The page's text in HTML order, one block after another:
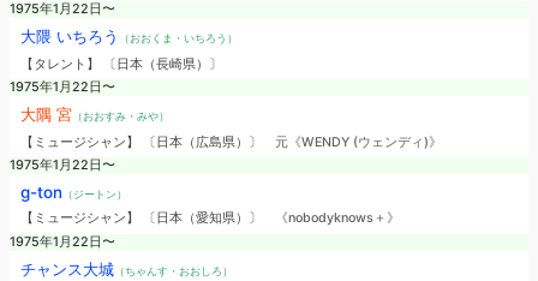
1975年1月22日〜
大隈 いちろう （おおくま・いちろう）
【タレント】 〔日本（長崎県）〕
1975年1月22日〜
大隅 宮（おおすみ・みや）
【ミュージシャン】 〔日本（広島県）〕 元《WENDY (ウェンディ)》
1975年1月22日〜
g-ton （ジートン）
【ミュージシャン】 〔日本（愛知県）〕
《nobodyknows＋》
1975年1月22日〜
チャンス大城（ちゃんす・おおしろ）